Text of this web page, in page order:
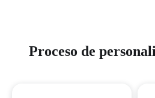
Proceso de